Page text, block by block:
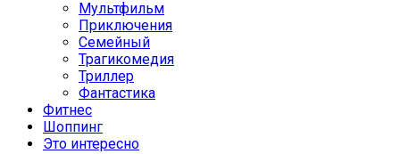
Мультфильм
Приключения
Семейный
Трагикомедия
Триллер
Фантастика
Фитнес
Шоппинг
Это интересно